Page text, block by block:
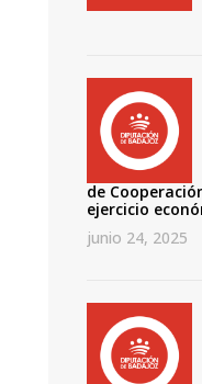
de
ejercicio
junio 24, 2025